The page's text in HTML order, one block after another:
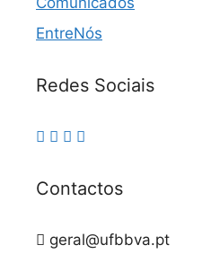
EntreNós
Redes Sociais
Contactos
geral@ufbbva.pt